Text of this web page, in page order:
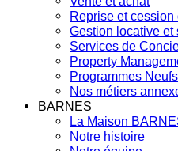
Reprise et cession
Gestion locative et
Services de
Property
Programmes Neufs
Nos métiers
BARNES
La Maison
Notre histoire